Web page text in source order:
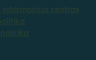
centras